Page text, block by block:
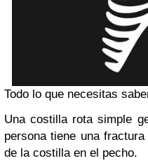
Todo lo que necesitas
Una costilla rota simple
persona tiene una
de la costilla en el pecho.